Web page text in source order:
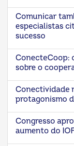
Comunicar
especialistas
sucesso
ConecteCoop:
sobre o
Conectividade
protagonismo
Congresso
aumento do